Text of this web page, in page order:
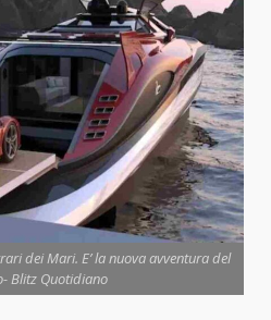
dei Mari. E’ la nuova avventura del
Blitz Quotidiano